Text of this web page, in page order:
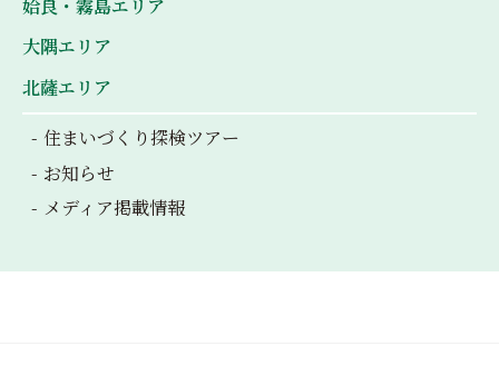
姶良・霧島エリア
大隅エリア
北薩エリア
住まいづくり探検ツアー
お知らせ
メディア掲載情報